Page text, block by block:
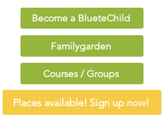
Become a BlueteChild
Familygarden
Courses / Groups
Places available! Sign up now!